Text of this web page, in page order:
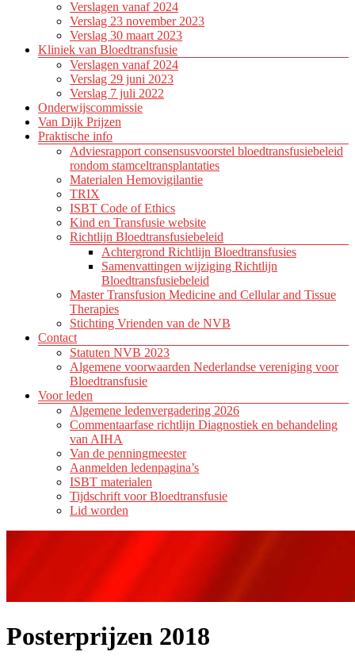
Verslagen vanaf 2024
Verslag 23 november 2023
Verslag 30 maart 2023
Kliniek van Bloedtransfusie
Verslagen vanaf 2024
Verslag 29 juni 2023
Verslag 7 juli 2022
Onderwijscommissie
Van Dijk Prijzen
Praktische info
Adviesrapport consensusvoorstel bloedtransfusiebeleid
rondom stamceltransplantaties
Materialen Hemovigilantie
TRIX
ISBT Code of Ethics
Kind en Transfusie website
Richtlijn Bloedtransfusiebeleid
Achtergrond Richtlijn Bloedtransfusies
Samenvattingen wijziging Richtlijn
Bloedtransfusiebeleid
Master Transfusion Medicine and Cellular and Tissue
Therapies
Stichting Vrienden van de NVB
Contact
Statuten NVB 2023
Algemene voorwaarden Nederlandse vereniging voor
Bloedtransfusie
Voor leden
Algemene ledenvergadering 2026
Commentaarfase richtlijn Diagnostiek en behandeling
van AIHA
Van de penningmeester
Aanmelden ledenpagina’s
ISBT materialen
Tijdschrift voor Bloedtransfusie
Lid worden
Posterprijzen 2018